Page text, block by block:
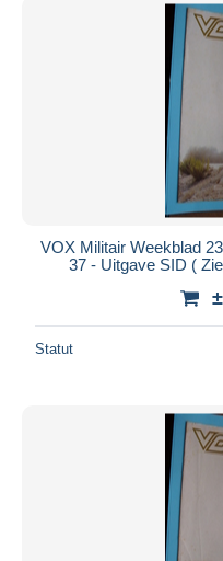
VOX Militair Weekblad
37 - Uitgave SID (
Statut